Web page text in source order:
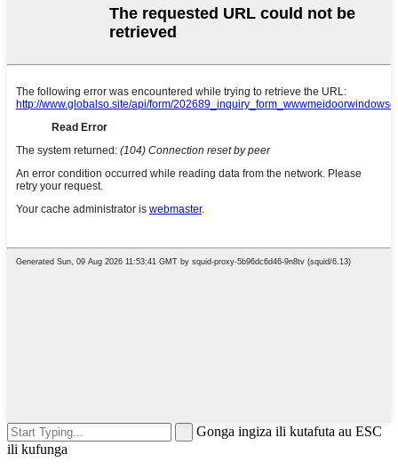
Gonga ingiza ili kutafuta au ESC
ili kufunga